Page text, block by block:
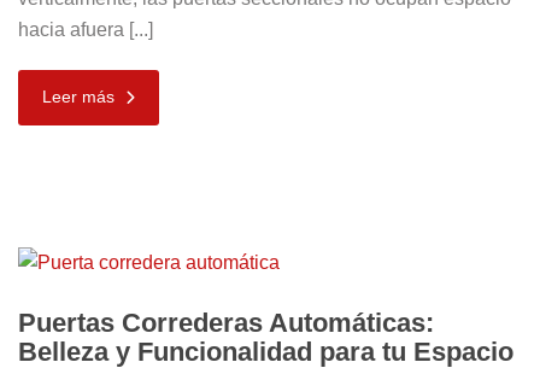
hacia afuera [...]
Leer más
Puertas Correderas Automáticas:
Belleza y Funcionalidad para tu Espacio